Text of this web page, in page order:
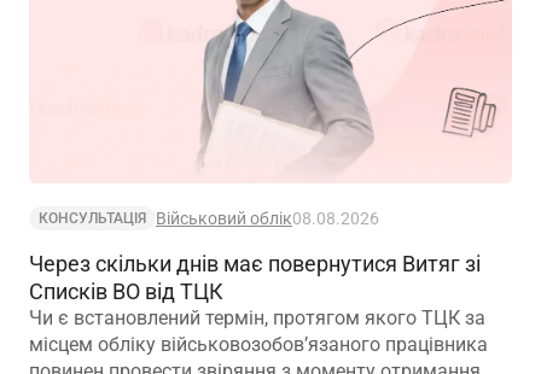
КОНСУЛЬТАЦІЯ Військовий облік08.08.2026
Через скільки днів має повернутися Витяг зі
Списків ВО від ТЦК
Чи є встановлений термін, протягом якого ТЦК за
місцем обліку військовозобов’язаного працівника